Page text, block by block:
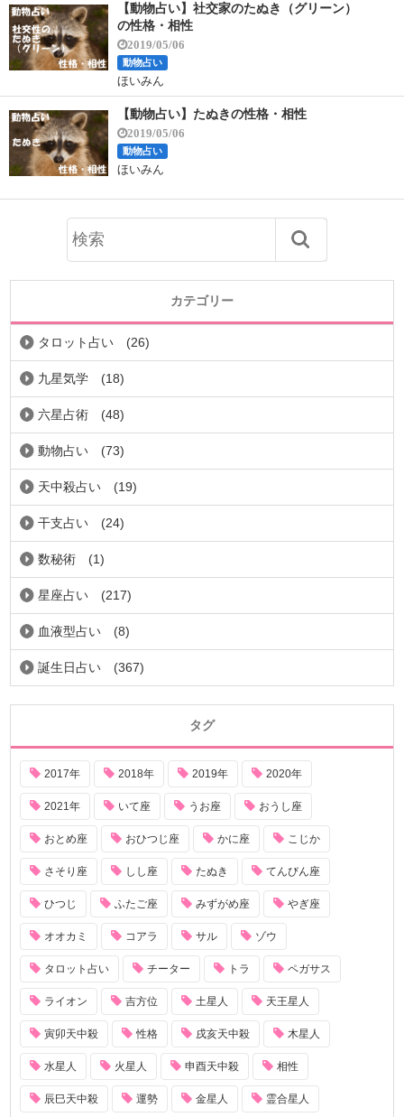
【動物占い】社交家のたぬき（グリーン）
の性格・相性
2019/05/06
動物占い
ほいみん
【動物占い】たぬきの性格・相性
2019/05/06
動物占い
ほいみん
カテゴリー
タロット占い (26)
九星気学 (18)
六星占術 (48)
動物占い (73)
天中殺占い (19)
干支占い (24)
数秘術 (1)
星座占い (217)
血液型占い (8)
誕生日占い (367)
タグ
2017年 2018年 2019年 2020年
2021年 いて座 うお座 おうし座
おとめ座 おひつじ座 かに座 こじか
さそり座 しし座 たぬき てんびん座
ひつじ ふたご座 みずがめ座 やぎ座
オオカミ コアラ サル ゾウ
タロット占い チーター トラ ペガサス
ライオン 吉方位 土星人 天王星人
寅卯天中殺 性格 戌亥天中殺 木星人
水星人 火星人 申酉天中殺 相性
辰巳天中殺 運勢 金星人 霊合星人